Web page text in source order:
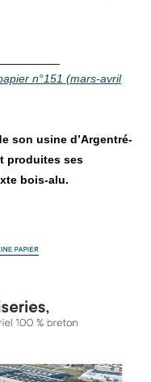
n°151 (mars-avril
son usine d’Argentré-
produites ses
bois-alu.